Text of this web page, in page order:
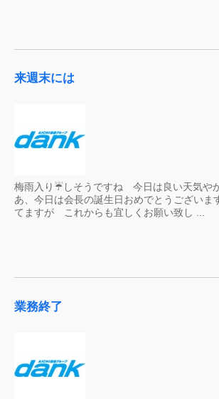
来週末には
梅雨入り☔️しそうですね 今日は良い天気や
あ、今日は会長の誕生日おめでとうございま
てますが これからも宜しくお願い致し ...
業務終了